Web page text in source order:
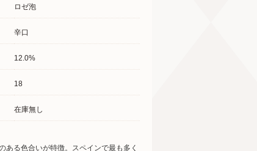
ロゼ泡
辛口
12.0%
18
在庫無し
ある色合いが特徴。スペインで最も多く